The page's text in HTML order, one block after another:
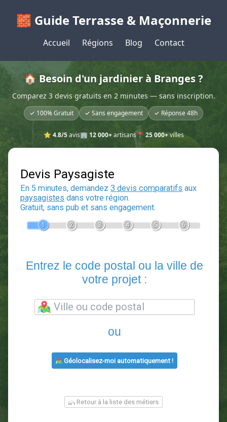
🧱 Guide Terrasse & Maçonnerie
Accueil Régions Blog Contact
🏠 Besoin d'un jardinier à Branges ?
Comparez 3 devis gratuits en 2 minutes — sans inscription.
✓ 100% Gratuit ✓ Sans engagement ✓ Réponse 48h
⭐ 4.8/5avis🏢 12 000+artisans📍 25 000+villes
Devis Paysagiste
En 5 minutes, demandez3 devis comparatifs
votre projet :
ou